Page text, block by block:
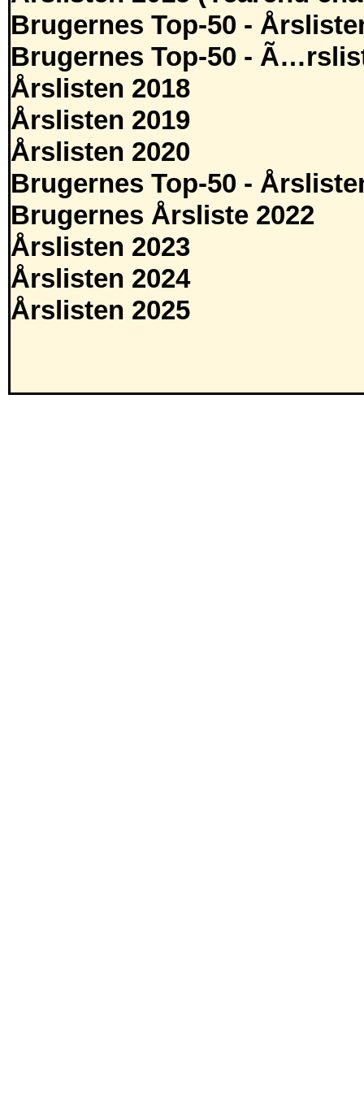
Brugernes Top-50 -
Brugernes Top-50 -
Årslisten 2018
Årslisten 2019
Årslisten 2020
Brugernes Top-50 -
Brugernes Årsliste 2022
Årslisten 2023
Årslisten 2024
Årslisten 2025